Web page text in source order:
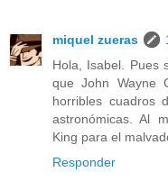
miquel zueras
Hola, Isabel. Pues
que John Wayne
horribles cuadros
astronómicas. Al
King para el
Responder